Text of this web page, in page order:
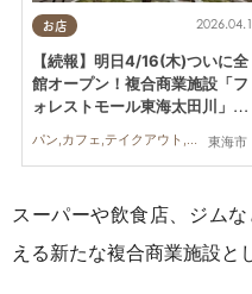
お店
東海市
【続報】明日4/16(木)ついに全
館オープン！複合商業施設「フ
ォレストモール東海太田川」現
スーパーや飲食店、ジム
える新たな複合商業施設と